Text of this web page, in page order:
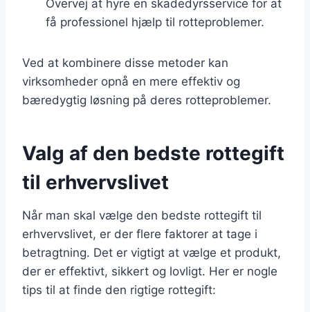
Overvej at hyre en skadedyrsservice for at
få professionel hjælp til rotteproblemer.
Ved at kombinere disse metoder kan
virksomheder opnå en mere effektiv og
bæredygtig løsning på deres rotteproblemer.
Valg af den bedste rottegift
til erhvervslivet
Når man skal vælge den bedste rottegift til
erhvervslivet, er der flere faktorer at tage i
betragtning. Det er vigtigt at vælge et produkt,
der er effektivt, sikkert og lovligt. Her er nogle
tips til at finde den rigtige rottegift: